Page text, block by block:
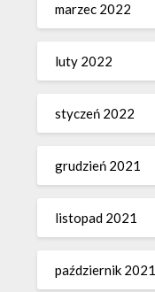
marzec 2022
luty 2022
styczeń 2022
grudzień 2021
listopad 2021
październik 2021